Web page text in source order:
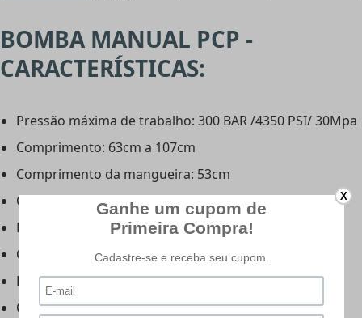
BOMBA MANUAL PCP -
CARACTERÍSTICAS:
Pressão máxima de trabalho: 300 BAR /4350 PSI/ 30Mpa
Comprimento: 63cm a 107cm
Comprimento da mangueira: 53cm
Conector: Foster fêmea rosca M10 externa
Estágios: 3
Cabo: Emborrachado
Peso: 2,720kg
Código: BAM.B20
X